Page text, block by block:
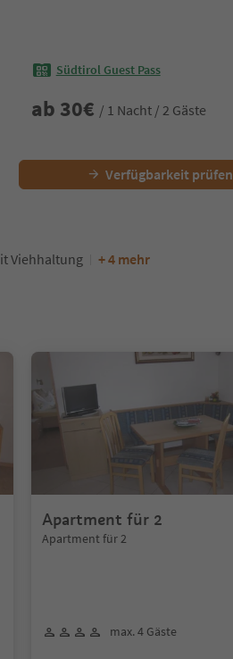
Südtirol Guest Pass
ab 30€ / 1 Nacht / 2 Gäste
Verfügbarkeit prüfen
Viehhaltung + 4 mehr
Apartment für 2
Apartment für 2
max. 4 Gäste